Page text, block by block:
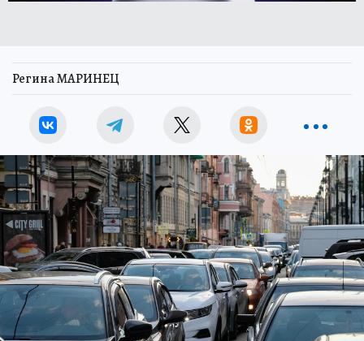
Регина МАРИНЕЦ